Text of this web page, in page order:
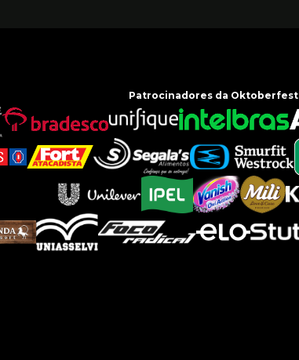
Patrocinadores da Oktoberfest